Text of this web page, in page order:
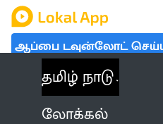
ஆப்பை டவுன்லோட்
தமிழ் நாடு
லோக்கல்